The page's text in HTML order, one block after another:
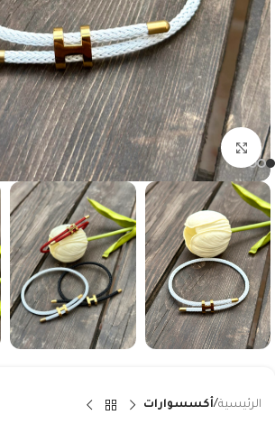
Click to enlarge
الرئيسية أكسسوارات